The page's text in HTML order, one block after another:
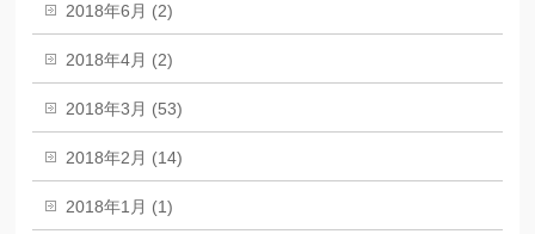
2018年6月 (2)
2018年4月 (2)
2018年3月 (53)
2018年2月 (14)
2018年1月 (1)